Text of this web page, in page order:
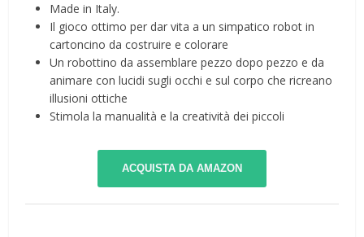
Made in Italy.
Il gioco ottimo per dar vita a un simpatico robot in
cartoncino da costruire e colorare
Un robottino da assemblare pezzo dopo pezzo e da
animare con lucidi sugli occhi e sul corpo che ricreano
illusioni ottiche
Stimola la manualità e la creatività dei piccoli
ACQUISTA DA AMAZON